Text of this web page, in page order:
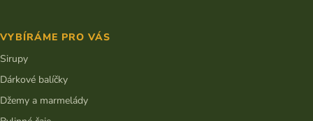
VYBÍRÁME PRO VÁS
Sirupy
Dárkové balíčky
Džemy a marmelády